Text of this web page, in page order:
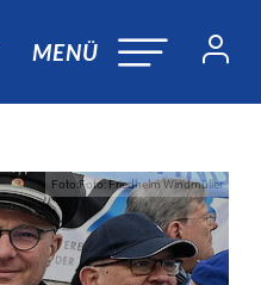
MENÜ
Foto:Foto: Friedhelm Windmüller